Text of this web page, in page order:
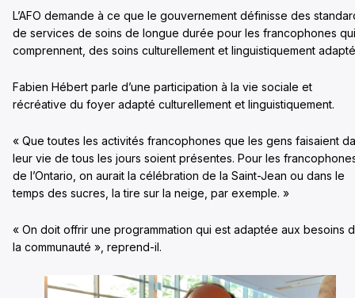
L’AFO demande à ce que le gouvernement définisse des
de services de soins de longue durée pour les francophones qui
comprennent, des soins culturellement et linguistiquement
Fabien Hébert parle d’une participation à la vie sociale et
récréative du foyer adapté culturellement et linguistiquement.
« Que toutes les activités francophones que les gens faisaient
leur vie de tous les jours soient présentes. Pour les
de l’Ontario, on aurait la célébration de la Saint-Jean ou dans le
temps des sucres, la tire sur la neige, par exemple. »
« On doit offrir une programmation qui est adaptée aux besoins
la communauté », reprend-il.